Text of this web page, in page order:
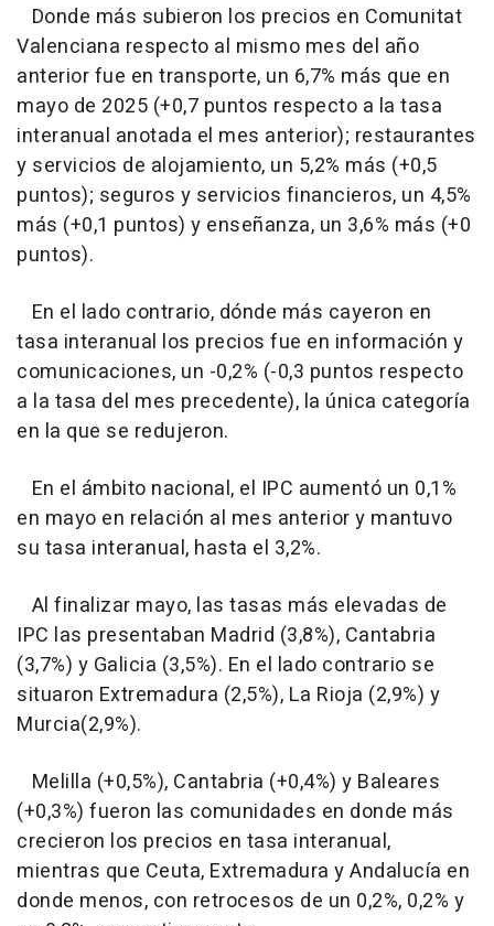
Donde más subieron los precios en Comunitat
Valenciana respecto al mismo mes del año
anterior fue en transporte, un 6,7% más que en
mayo de 2025 (+0,7 puntos respecto a la tasa
interanual anotada el mes anterior); restaurantes
y servicios de alojamiento, un 5,2% más (+0,5
puntos); seguros y servicios financieros, un 4,5%
más (+0,1 puntos) y enseñanza, un 3,6% más (+0
puntos).
En el lado contrario, dónde más cayeron en
tasa interanual los precios fue en información y
comunicaciones, un -0,2% (-0,3 puntos respecto
a la tasa del mes precedente), la única categoría
en la que se redujeron.
En el ámbito nacional, el IPC aumentó un 0,1%
en mayo en relación al mes anterior y mantuvo
su tasa interanual, hasta el 3,2%.
Al finalizar mayo, las tasas más elevadas de
IPC las presentaban Madrid (3,8%), Cantabria
(3,7%) y Galicia (3,5%). En el lado contrario se
situaron Extremadura (2,5%), La Rioja (2,9%) y
Murcia(2,9%).
Melilla (+0,5%), Cantabria (+0,4%) y Baleares
(+0,3%) fueron las comunidades en donde más
crecieron los precios en tasa interanual,
mientras que Ceuta, Extremadura y Andalucía en
donde menos, con retrocesos de un 0,2%, 0,2% y